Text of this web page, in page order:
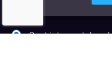
Sunt interesat de